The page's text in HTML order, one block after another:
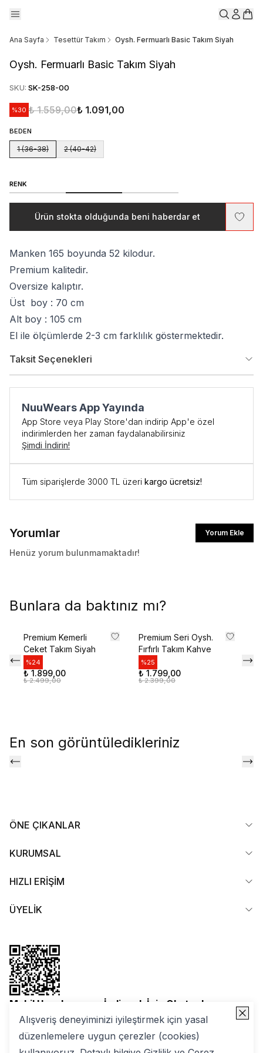
Alışveriş deneyiminizi iyileştirmek için yasal
düzenlemelere uygun çerezler (cookies)
Ana Sayfa Tesettür Takım Oysh. Fermuarlı Basic Takım Siyah
Oysh. Fermuarlı Basic Takım Siyah
SKU: SK-258-00
%30 ₺ 1.559,00₺ 1.091,00
BEDEN
1 (36-38) 2 (40-42)
RENK
Ürün stokta olduğunda beni haberdar et
Manken 165 boyunda 52 kilodur.
Premium kalitedir.
Oversize kalıptır.
Üst boy : 70 cm
Alt boy : 105 cm
El ile ölçümlerde 2-3 cm farklılık göstermektedir.
Taksit Seçenekleri
NuuWears App Yayında
App Store veya Play Store'dan indirip App'e özel
indirimlerden her zaman faydalanabilirsiniz
Şimdi İndirin!
Tüm siparişlerde 3000 TL üzeri kargo ücretsiz!
Yorumlar Yorum Ekle
Henüz yorum bulunmamaktadır!
Bunlara da baktınız mı?
Premium Kemerli
Ceket Takım Siyah
%24
₺ 1.899,00
₺ 2.499,00
Premium Seri Oysh.
Fırfırlı Takım Kahve
%25
₺ 1.799,00
₺ 2.399,00
En son görüntüledikleriniz
ÖNE ÇIKANLAR
KURUMSAL
HIZLI ERİŞİM
ÜYELİK
Mobil Uygulamamızı İndirmek İçin Okutun!
İlk Siparişe Özel
%10 İNDİRİM
İlk siparişte %10 indirim kodunu öğrenmek ve
size özel teklifler için kaydolun.
Kullanım Koşullarını kabul ediyorum
E-posta adresinizi girerek pazarlama ve tanıtım ile ilgili iletişim almayı kabul edersiniz ve
Gizlilik Politikamızı okuduğunuzu ve kabul ettiğinizi onaylarsınız.